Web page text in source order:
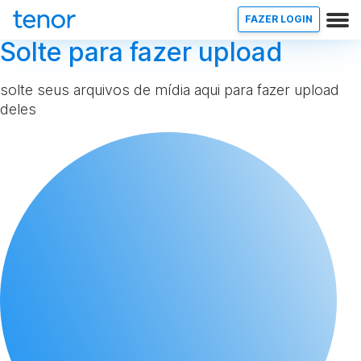
FAZER LOGIN
Solte para fazer upload
solte seus arquivos de mídia aqui para fazer upload
deles